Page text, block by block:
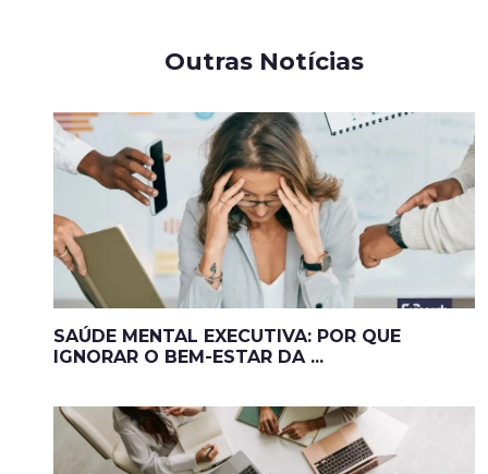
Outras Notícias
SAÚDE MENTAL EXECUTIVA: POR QUE
IGNORAR O BEM-ESTAR DA ...